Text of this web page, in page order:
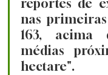
reportes de
nas
163, acima
médias
hectare".